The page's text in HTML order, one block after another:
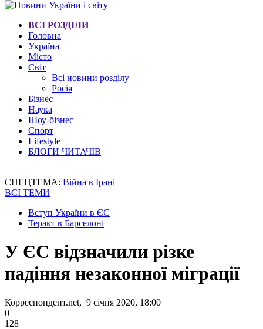
ВСІ РОЗДІЛИ
Головна
Україна
Місто
Світ
Всі новини розділу
Росія
Бізнес
Наука
Шоу-бізнес
Спорт
Lifestyle
БЛОГИ ЧИТАЧІВ
СПЕЦТЕМА: Війна в Ірані
ВСІ ТЕМИ
Вступ України в ЄС
Теракт в Барселоні
У ЄС відзначили різке
падіння незаконної міграції
Корреспондент.net, 9 січня 2020, 18:00
0
128